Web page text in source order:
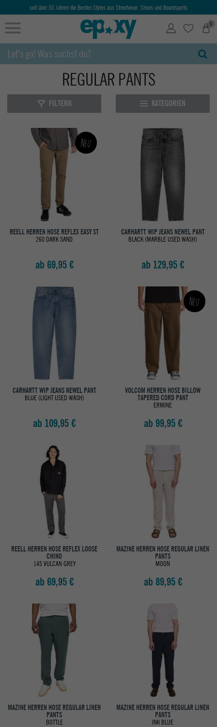
seit über 30 Jahren die Besten Styles aus Streetwear, Shoes und Boardsports
0
REGULAR PANTS
FILTERN KATEGORIEN
Neu
REELL HERREN HOSE REFLEX EASY ST
260 DARK SAND
ab 69,95 €
CARHARTT WIP JEANS NEWEL PANT
BLACK (MARBLE USED WASH)
ab 129,95 €
CARHARTT WIP JEANS NEWEL PANT
BLUE (LIGHT USED WASH)
ab 109,95 €
Neu
VOLCOM HERREN HOSE BILLOW
TAPERED CORD PANT
ERMINE
ab 99,95 €
REELL HERREN HOSE REFLEX LOOSE
CHINO
145 VULCAN GREY
ab 69,95 €
MAZINE HERREN HOSE REGULAR LINEN
PANTS
MOON
ab 89,95 €
MAZINE HERREN HOSE REGULAR LINEN
PANTS
BOTTLE
MAZINE HERREN HOSE REGULAR LINEN
PANTS
INK BLUE